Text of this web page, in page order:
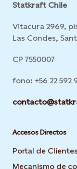
Statkraft Chile
Vitacura 2969,
Las Condes,
CP 7550007
fono: +56 22 592
Accesos Directos
Portal de Clientes
Mecanismo de